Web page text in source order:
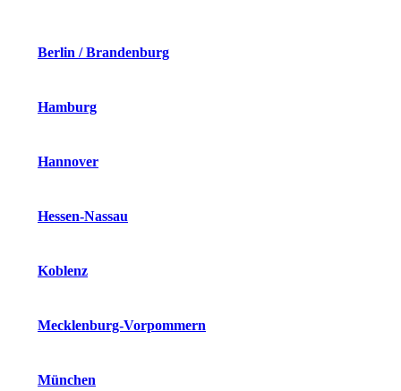
Berlin / Brandenburg
Hamburg
Hannover
Hessen-Nassau
Koblenz
Mecklenburg-Vorpommern
München